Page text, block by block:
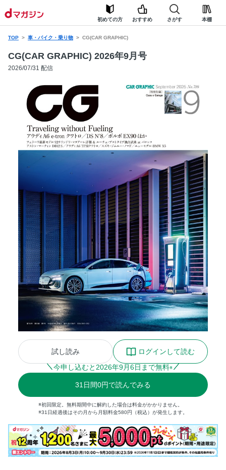
初めての方 おすすめ さがす 本棚
TOP 車・バイク・乗り物 CG(CAR GRAPHIC)
CG(CAR GRAPHIC) 2026年9月号
2026/07/31 配信
試し読み
ログインして読む
今申し込むと 2026年9月6日まで無料※
31 日間0円で読んでみる
※初回限定。無料期間中に解約した場合は料金がかかりません。
※31日経過後はその月から月額料金580円（税込）が発生します。